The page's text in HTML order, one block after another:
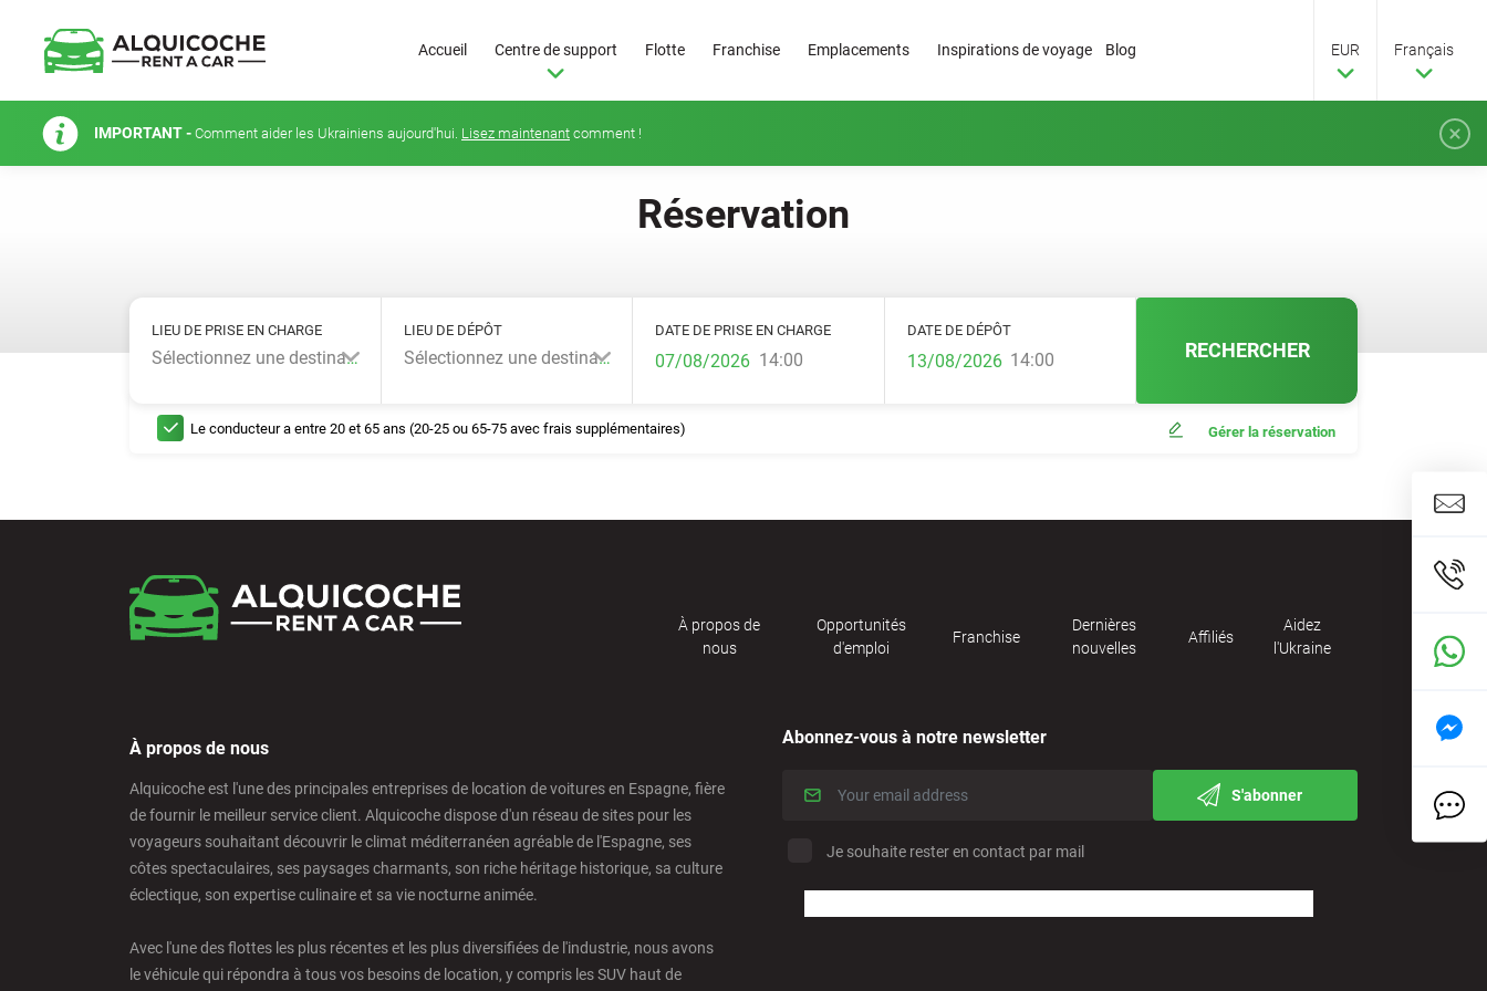
Accueil Centre de support Flotte Franchise Emplacements Inspirations de voyage Blog EUR Français
IMPORTANT - Comment aider les Ukrainiens aujourd'hui. Lisez maintenant comment !
Réservation
LIEU DE PRISE EN CHARGE
Sélectionnez une destination...
LIEU DE DÉPÔT
Sélectionnez une destination...
DATE DE PRISE EN CHARGE
14:00
DATE DE DÉPÔT
14:00 RECHERCHER
Le conducteur a entre 20 et 65 ans (20-25 ou 65-75 avec frais supplémentaires) Gérer la réservation
À propos de
nous
Opportunités
d'emploi
Franchise
Dernières
nouvelles
Affiliés
Aidez
l'Ukraine
À propos de nous
Alquicoche est l'une des principales entreprises de location de voitures en Espagne, fière
de fournir le meilleur service client. Alquicoche dispose d'un réseau de sites pour les
voyageurs souhaitant découvrir le climat méditerranéen agréable de l'Espagne, ses
côtes spectaculaires, ses paysages charmants, son riche héritage historique, sa culture
éclectique, son expertise culinaire et sa vie nocturne animée.
Avec l'une des flottes les plus récentes et les plus diversifiées de l'industrie, nous avons
le véhicule qui répondra à tous vos besoins de location, y compris les SUV haut de
Abonnez-vous à notre newsletter
S'abonner
Je souhaite rester en contact par mail